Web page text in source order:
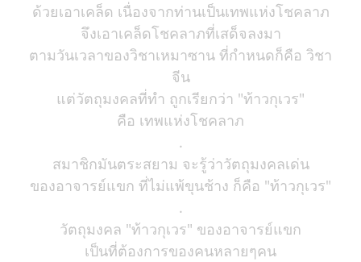
ด้วยเอาเคล็ด เนื่องจากท่านเป็นเทพแห่งโชคลาภ
จึงเอาเคล็ดโชคลาภที่เสด็จลงมา
ตามวันเวลาของวิชาเหมาซาน ที่กำหนดก็คือ วิชา
จีน
แต่วัตถุมงคลที่ทำ ถูกเรียกว่า "ท้าวกุเวร"
คือ เทพแห่งโชคลาภ
.
สมาชิกมันตระสยาม จะรู้ว่าวัตถุมงคลเด่น
ของอาจารย์แขก ที่ไม่แพ้ขุนช้าง ก็คือ "ท้าวกุเวร"
.
วัตถุมงคล "ท้าวกุเวร" ของอาจารย์แขก
เป็นที่ต้องการของคนหลายๆคน